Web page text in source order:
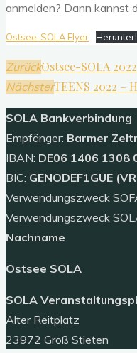
anmelden? Dann kannst
Ostsee-SOLA Flyer
ZurückOstsee-SOLA
NächsterTEENS 2022 –
SOLA Bankverbindung
Empfänger: Barmer
IBAN: DE06 1406 1308
BIC: GENODEF1GUE
Verwendungszweck
Verwendungszweck
Nachname
Ostsee SOLA
SOLA
Alter Reitplatz
23972 Groß Stieten